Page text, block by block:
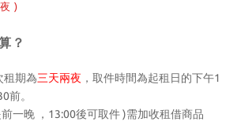
)
？
期為三天兩夜 ，取件時間為起租日的下午1
前。
一晚 ，13:00後可取件 )需加收租借商品